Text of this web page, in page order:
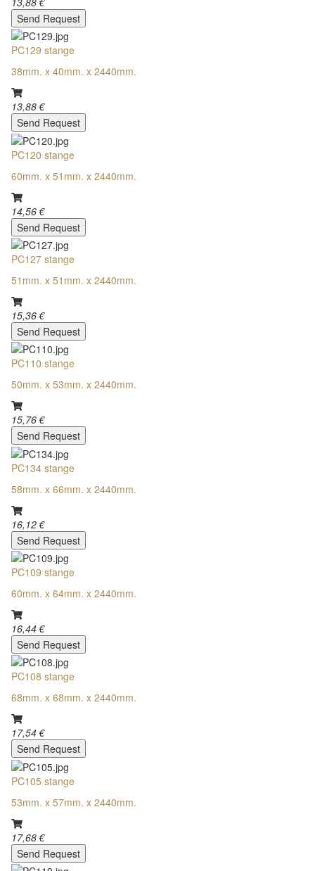
Send Request
PC129 stange
38mm. x 40mm. x 2440mm.
13,88 €
Send Request
PC120 stange
60mm. x 51mm. x 2440mm.
14,56 €
Send Request
PC127 stange
51mm. x 51mm. x 2440mm.
15,36 €
Send Request
PC110 stange
50mm. x 53mm. x 2440mm.
15,76 €
Send Request
PC134 stange
58mm. x 66mm. x 2440mm.
16,12 €
Send Request
PC109 stange
60mm. x 64mm. x 2440mm.
16,44 €
Send Request
PC108 stange
68mm. x 68mm. x 2440mm.
17,54 €
Send Request
PC105 stange
53mm. x 57mm. x 2440mm.
17,68 €
Send Request